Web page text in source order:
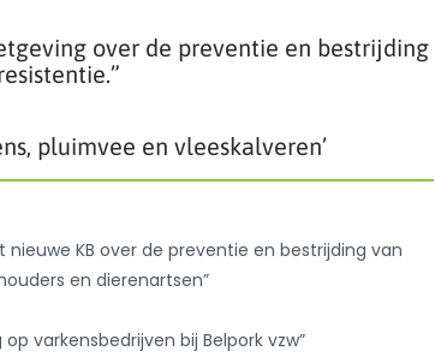
over de preventie en bestrijding
pluimvee en vleeskalveren’
nieuwe KB over de preventie en bestrijding van
en dierenartsen”
varkensbedrijven bij Belpork vzw”